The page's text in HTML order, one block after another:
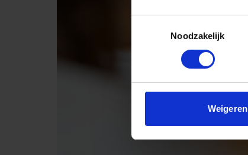
Noodzakelijk
Weigeren